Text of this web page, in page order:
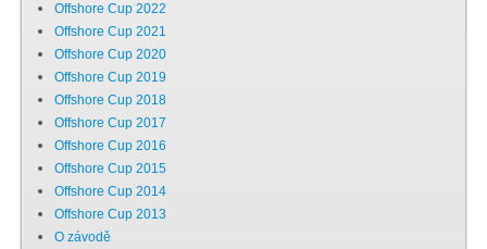
Setkání ČANY
Chci se stát členem
Oznámení
Členské příspěvky
Offshore Cup 2022
Offshore Cup 2021
Offshore Cup 2020
Offshore Cup 2019
Offshore Cup 2018
Offshore Cup 2017
Offshore Cup 2016
Offshore Cup 2015
Offshore Cup 2014
Offshore Cup 2013
O závodě